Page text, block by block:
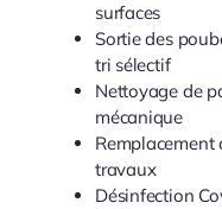
surfaces
Sortie des
tri sélectif
Nettoyage de
mécanique
Remplacement
travaux
Désinfection